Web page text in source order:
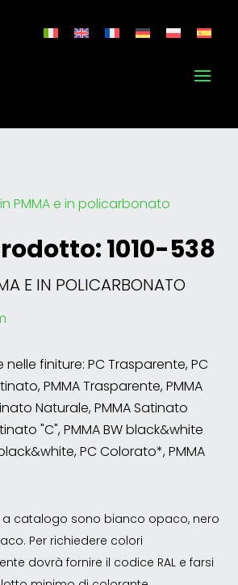
PMMA e in policarbonato
1010-538
E IN POLICARBONATO
finiture: PC Trasparente, PC
PMMA Trasparente, PMMA
Naturale, PMMA Satinato
"C", PMMA BW black&white
PC Colorato*, PMMA
a catalogo sono bianco opaco, nero
Per richiedere colori
dovrà fornire il codice RAL e farsi